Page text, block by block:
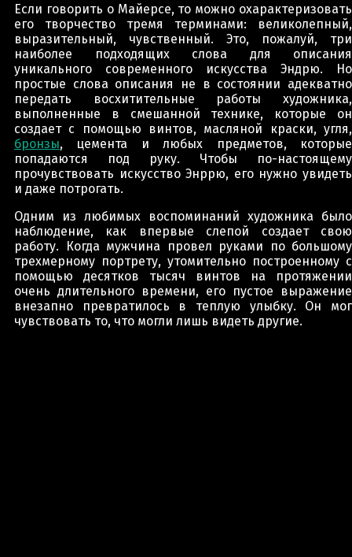
Если говорить о Майерсе, то можно охарактеризовать
его творчество тремя терминами: великолепный,
выразительный, чувственный. Это, пожалуй, три
наиболее подходящих слова для описания
уникального современного искусства Эндрю. Но
простые слова описания не в состоянии адекватно
передать восхитительные работы художника,
выполненные в смешанной технике, которые он
создает с помощью винтов, масляной краски, угля,
бронзы, цемента и любых предметов, которые
попадаются под руку. Чтобы по-настоящему
прочувствовать искусство Энррю, его нужно увидеть
и даже потрогать.
Одним из любимых воспоминаний художника было
наблюдение, как впервые слепой создает свою
работу. Когда мужчина провел руками по большому
трехмерному портрету, утомительно построенному с
помощью десятков тысяч винтов на протяжении
очень длительного времени, его пустое выражение
внезапно превратилось в теплую улыбку. Он мог
чувствовать то, что могли лишь видеть другие.